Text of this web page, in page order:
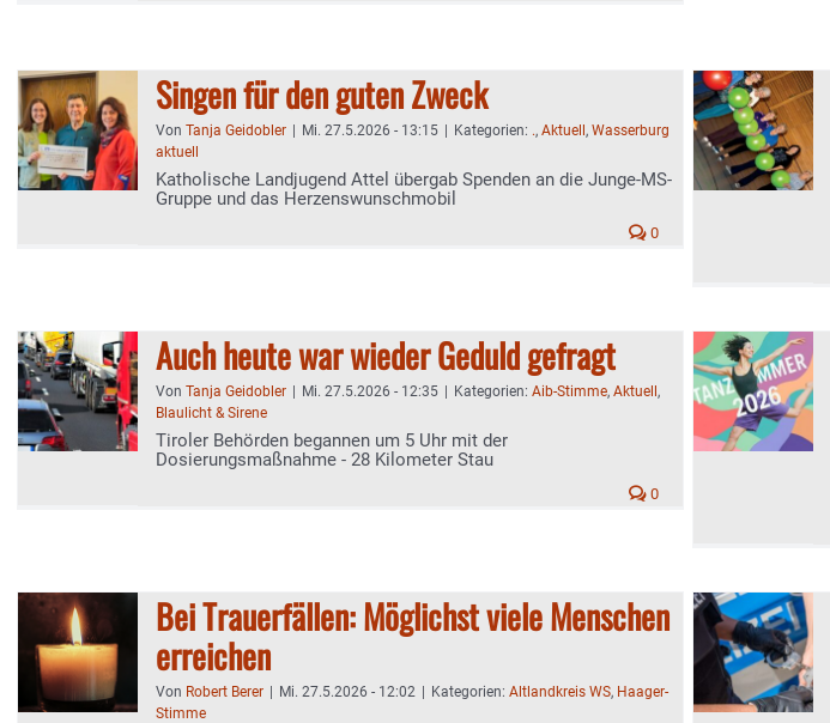
Singen für den guten Zweck
Von Tanja Geidobler Mi. 27.5.2026 - 13:15 Kategorien: ., Aktuell , Wasserburg
aktuell
Katholische Landjugend Attel übergab Spenden an die Junge-MS-
Gruppe und das Herzenswunschmobil
0
Auch heute war wieder Geduld gefragt
Von Tanja Geidobler Mi. 27.5.2026 - 12:35 Kategorien: Aib-Stimme, Aktuell ,
Blaulicht & Sirene
Tiroler Behörden begannen um 5 Uhr mit der
Dosierungsmaßnahme - 28 Kilometer Stau
0
Bei Trauerfällen: Möglichst viele Menschen
erreichen
Von Robert Berer Mi. 27.5.2026 - 12:02 Kategorien: Altlandkreis WS, Haager-
Stimme